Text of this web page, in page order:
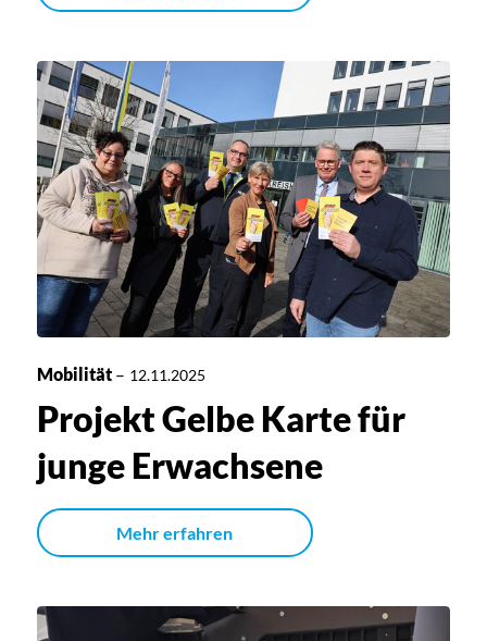
Mobilität– 12.11.2025
Projekt Gelbe Karte für
junge Erwachsene
Mehr erfahren